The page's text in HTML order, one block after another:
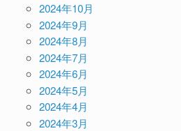
2024年10月
2024年9月
2024年8月
2024年7月
2024年6月
2024年5月
2024年4月
2024年3月